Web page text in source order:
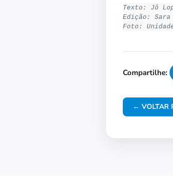
Texto: Jô
Edição: Sara
Foto:
Compartilhe:
← VOLTAR